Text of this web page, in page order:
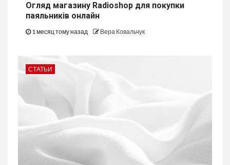
Огляд магазину Radioshop для покупки
паяльників онлайн
1 месяц тому назад Вера Ковальчук
СТАТЬИ